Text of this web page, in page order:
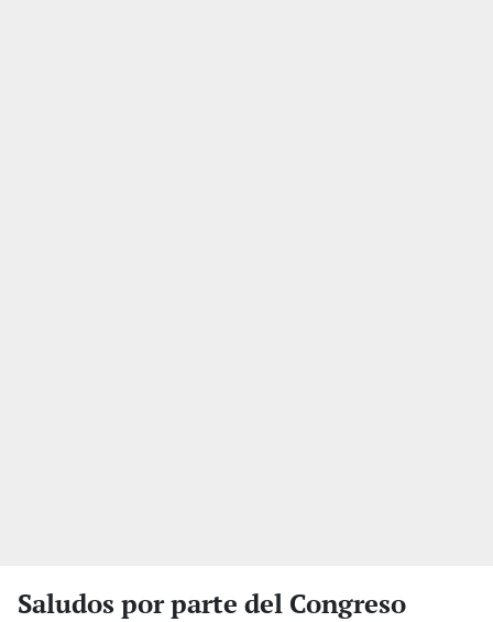
Saludos por parte del Congreso